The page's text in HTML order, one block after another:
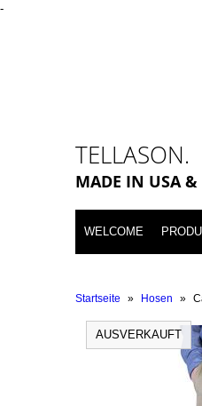
-
TELLASON.
MADE IN USA &
WELCOME
Startseite » Hosen »
AUSVERKAUFT